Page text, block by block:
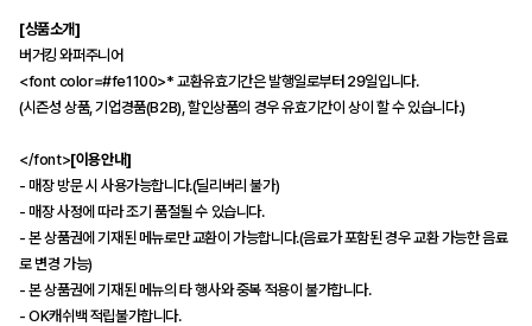
[상품소개]
버거킹 와퍼주니어
<font color=#fe1100>* 교환유효기간은 발행일로부터 29일입니다.
(시즌성 상품, 기업경품(B2B), 할인상품의 경우 유효기간이 상이 할 수 있습니다.)
</font>[이용안내]
- 매장 방문 시 사용가능합니다.(딜리버리 불가)
- 매장 사정에 따라 조기 품절될 수 있습니다.
- 본 상품권에 기재된 메뉴로만 교환이 가능합니다.(음료가 포함된 경우 교환 가능한 음료
로 변경 가능)
- 본 상품권에 기재된 메뉴의 타 행사와 중복 적용이 불가합니다.
- OK캐쉬백 적립불가합니다.